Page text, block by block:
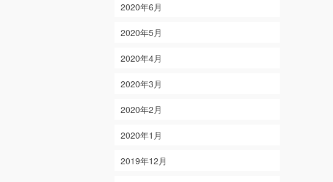
2020年6月
2020年5月
2020年4月
2020年3月
2020年2月
2020年1月
2019年12月